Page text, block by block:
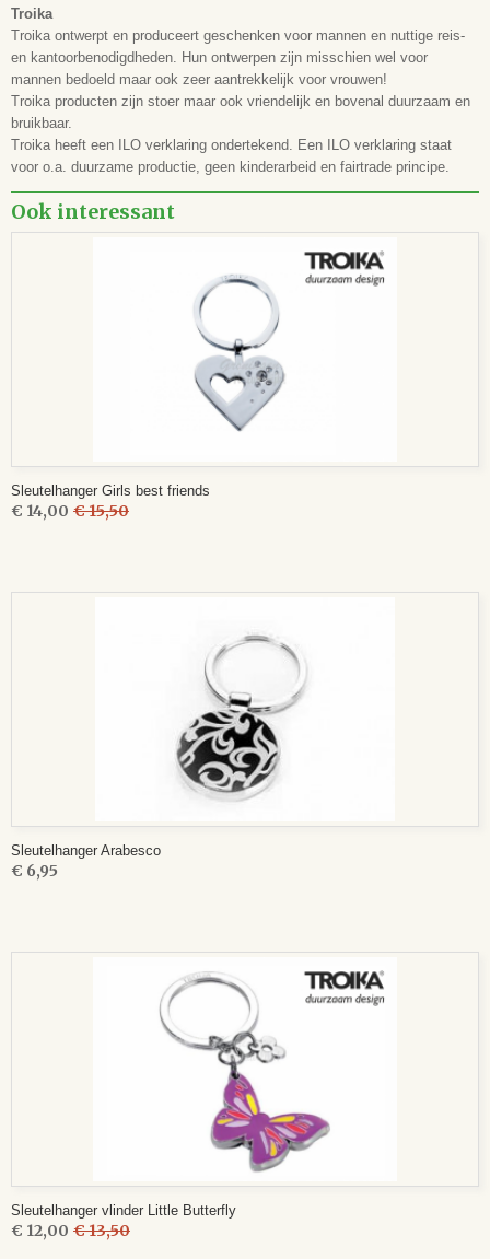
Troika
Troika ontwerpt en produceert geschenken voor mannen en nuttige reis-
en kantoorbenodigdheden. Hun ontwerpen zijn misschien wel voor
mannen bedoeld maar ook zeer aantrekkelijk voor vrouwen!
Troika producten zijn stoer maar ook vriendelijk en bovenal duurzaam en
bruikbaar.
Troika heeft een ILO verklaring ondertekend. Een ILO verklaring staat
voor o.a. duurzame productie, geen kinderarbeid en fairtrade principe.
Ook interessant
Sleutelhanger Girls best friends
€ 14,00 € 15,50
Sleutelhanger Arabesco
€ 6,95
Sleutelhanger vlinder Little Butterfly
€ 12,00 € 13,50